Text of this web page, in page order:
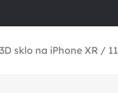
sklo na iPhone XR / 11